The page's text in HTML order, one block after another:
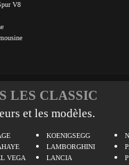
V8
LES CLASSIC
et les modèles.
VEGA
KOENIGSEGG
LAMBORGHINI
LANCIA